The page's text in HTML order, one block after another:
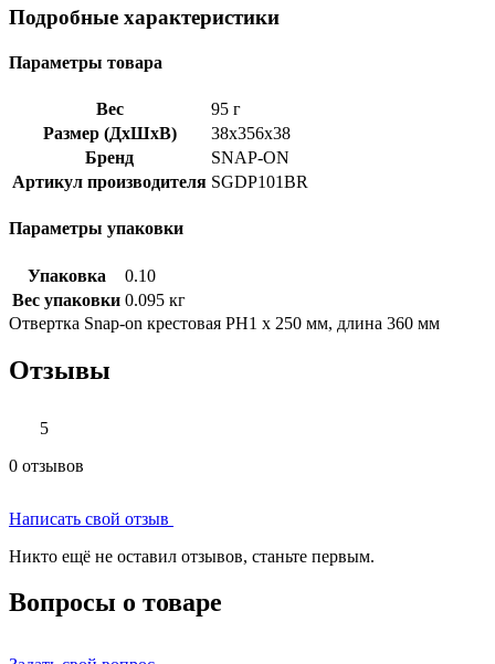
Подробные характеристики
Параметры товара
Вес
95 г
Размер (ДхШхВ)
38x356x38
Бренд
SNAP-ON
Артикул производителя SGDP101BR
Параметры упаковки
Упаковка
0.10
Вес упаковки 0.095 кг
Отвертка Snap-on крестовая PH1 х 250 мм, длина 360 мм
Отзывы
5
0 отзывов
Написать свой отзыв
Никто ещё не оставил отзывов, станьте первым.
Вопросы о товаре